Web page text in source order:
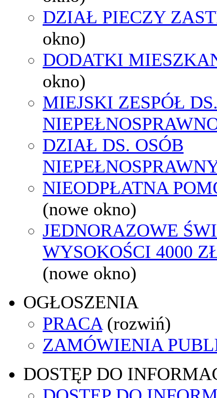
DZIAŁ PIECZY
okno)
DODATKI
okno)
MIEJSKI ZESPÓŁ
DZIAŁ DS. OSÓB
NIEODPŁATNA
(nowe okno)
JEDNORAZOWE
WYSOKOŚCI 4000
(nowe okno)
OGŁOSZENIA
PRACA (rozwiń)
ZAMÓWIENIA
DOSTĘP DO